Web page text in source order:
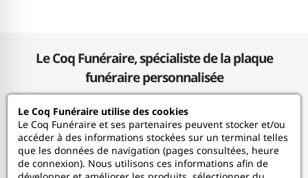
Le Coq Funéraire, spécialiste de la plaque
funéraire personnalisée
Le Coq Funéraire
Nos services
Le Coq Funéraire utilise des cookies
Le Coq Funéraire et ses partenaires peuvent stocker et/ou
accéder à des informations stockées sur un terminal telles
que les données de navigation (pages consultées, heure
de connexion). Nous utilisons ces informations afin de